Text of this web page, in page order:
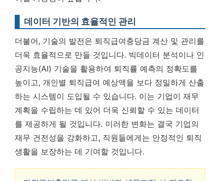
데이터 기반의 효율적인 관리
더불어, 기술의 발전은 퇴직급여충당금 계산 및 관리를
더욱 효율적으로 만들 것입니다. 빅데이터 분석이나 인
공지능(AI) 기술을 활용하여 퇴직률 예측의 정확도를
높이고, 개인별 퇴직급여 예상액을 보다 정밀하게 산출
하는 시스템이 도입될 수 있습니다. 이는 기업이 재무
계획을 수립하는 데 있어 더욱 신뢰할 수 있는 데이터
를 제공하게 될 것입니다. 이러한 변화는 결국 기업의
재무 건전성을 강화하고, 직원들에게는 안정적인 퇴직
생활을 보장하는 데 기여할 것입니다.